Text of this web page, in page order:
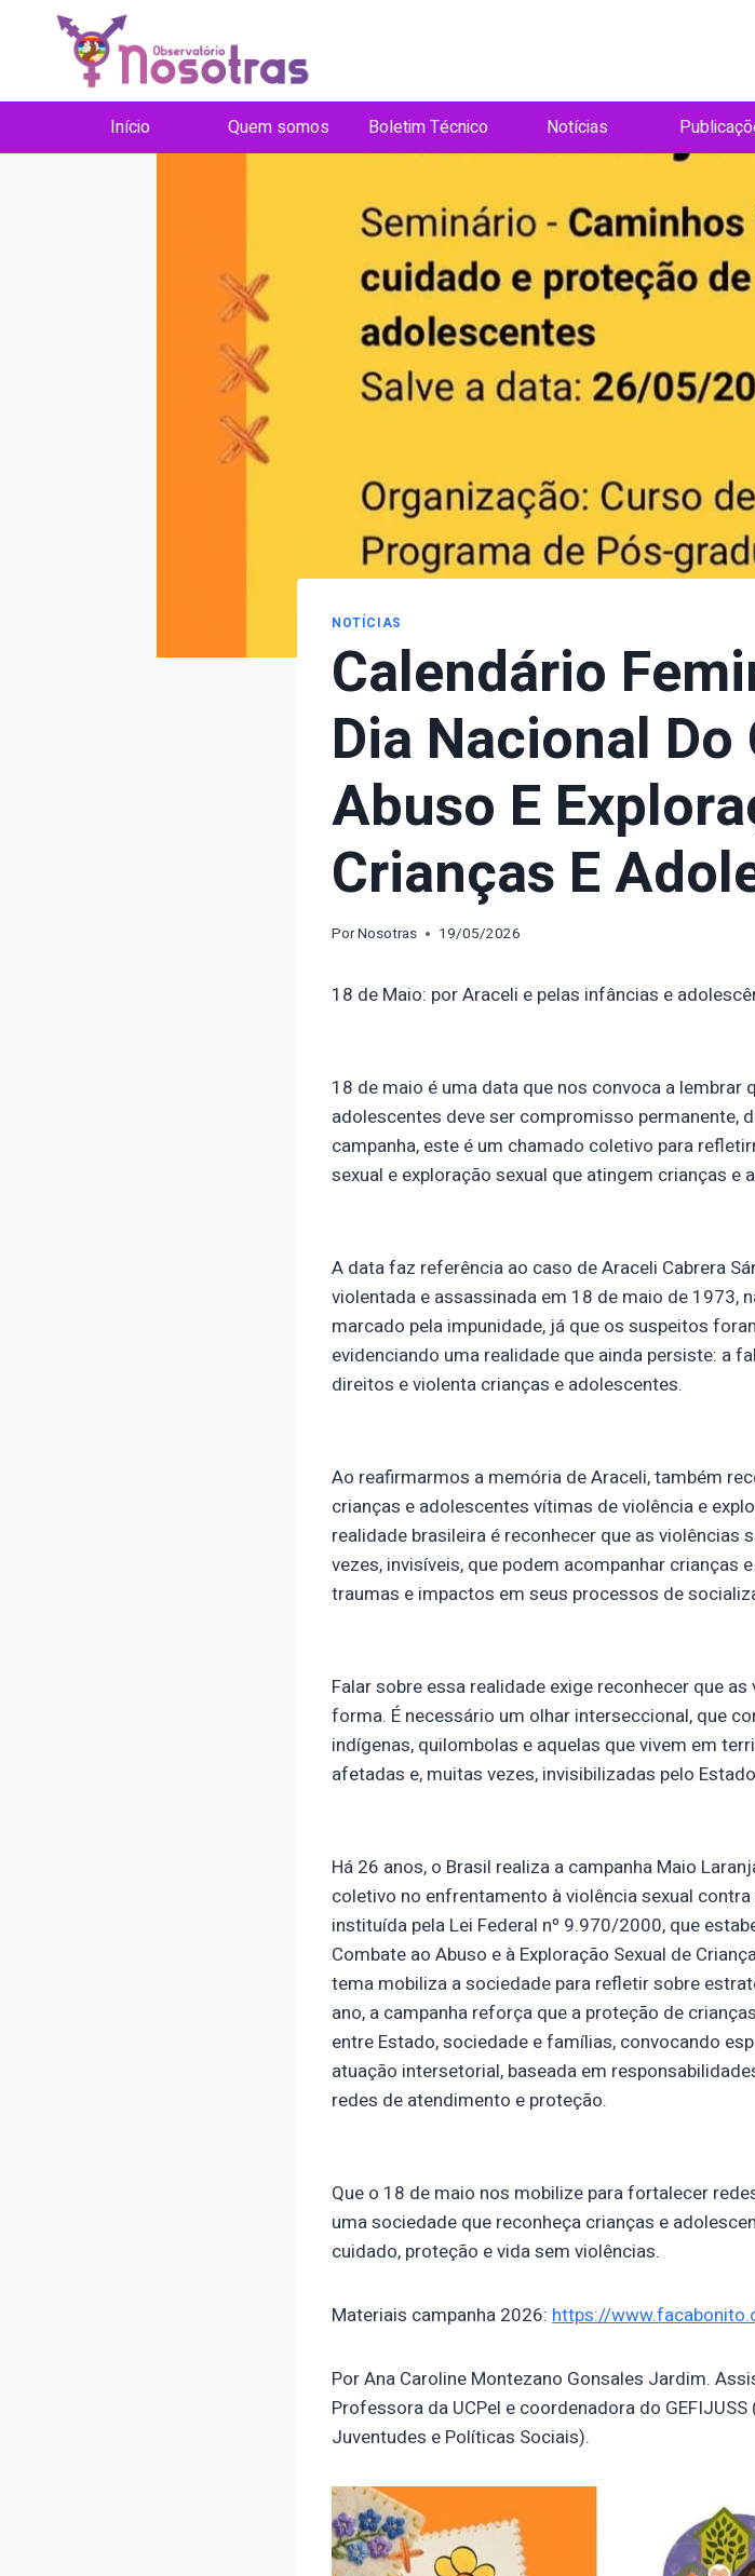
Conteúdo
Início Quem somos Boletim Técnico Notícias
NOTÍCIAS
Calendário
Dia Nacional
Abuso E
Crianças E
PorNosotras 19/05/2026
18 de Maio: por Araceli e pelas infâncias e
18 de maio é uma data que nos convoca a lembrar
adolescentes deve ser compromisso permanente,
campanha, este é um chamado coletivo para
sexual e exploração sexual que atingem crianças e
A data faz referência ao caso de Araceli Cabrera
violentada e assassinada em 18 de maio de 1973,
marcado pela impunidade, já que os suspeitos
evidenciando uma realidade que ainda persiste: a
direitos e violenta crianças e adolescentes.
Ao reafirmarmos a memória de Araceli, também
crianças e adolescentes vítimas de violência e
realidade brasileira é reconhecer que as violências
vezes, invisíveis, que podem acompanhar crianças
traumas e impactos em seus processos de
Falar sobre essa realidade exige reconhecer que
forma. É necessário um olhar interseccional, que
indígenas, quilombolas e aquelas que vivem em
afetadas e, muitas vezes, invisibilizadas pelo
Há 26 anos, o Brasil realiza a campanha Maio
coletivo no enfrentamento à violência sexual
instituída pela Lei Federal nº 9.970/2000, que
Combate ao Abuso e à Exploração Sexual de
tema mobiliza a sociedade para refletir sobre
ano, a campanha reforça que a proteção de
entre Estado, sociedade e famílias, convocando
atuação intersetorial, baseada em
redes de atendimento e proteção.
Que o 18 de maio nos mobilize para fortalecer
uma sociedade que reconheça crianças e
cuidado, proteção e vida sem violências.
Materiais campanha 2026: https://
Por Ana Caroline Montezano Gonsales Jardim.
Professora da UCPel e coordenadora do
Juventudes e Políticas Sociais).